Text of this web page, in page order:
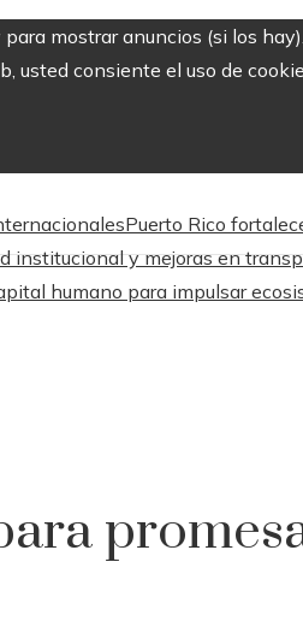
mostrar anuncios (si los
usted consiente el uso de
Puerto Rico
institucional y mejoras en
humano para impulsar